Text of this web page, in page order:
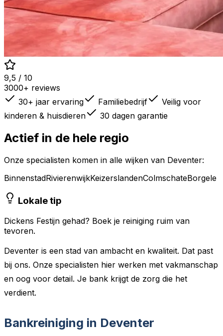
9,5 / 10
3000+ reviews
30+ jaar ervaring
Familiebedrijf
Veilig voor
kinderen & huisdieren
30 dagen garantie
Actief in de hele regio
Onze specialisten komen in alle wijken van Deventer:
BinnenstadRivierenwijkKeizerslandenColmschateBorgele
Lokale tip
Dickens Festijn gehad? Boek je reiniging ruim van
tevoren.
Deventer is een stad van ambacht en kwaliteit. Dat past
bij ons. Onze specialisten hier werken met vakmanschap
en oog voor detail. Je bank krijgt de zorg die het
verdient.
Bankreiniging in Deventer